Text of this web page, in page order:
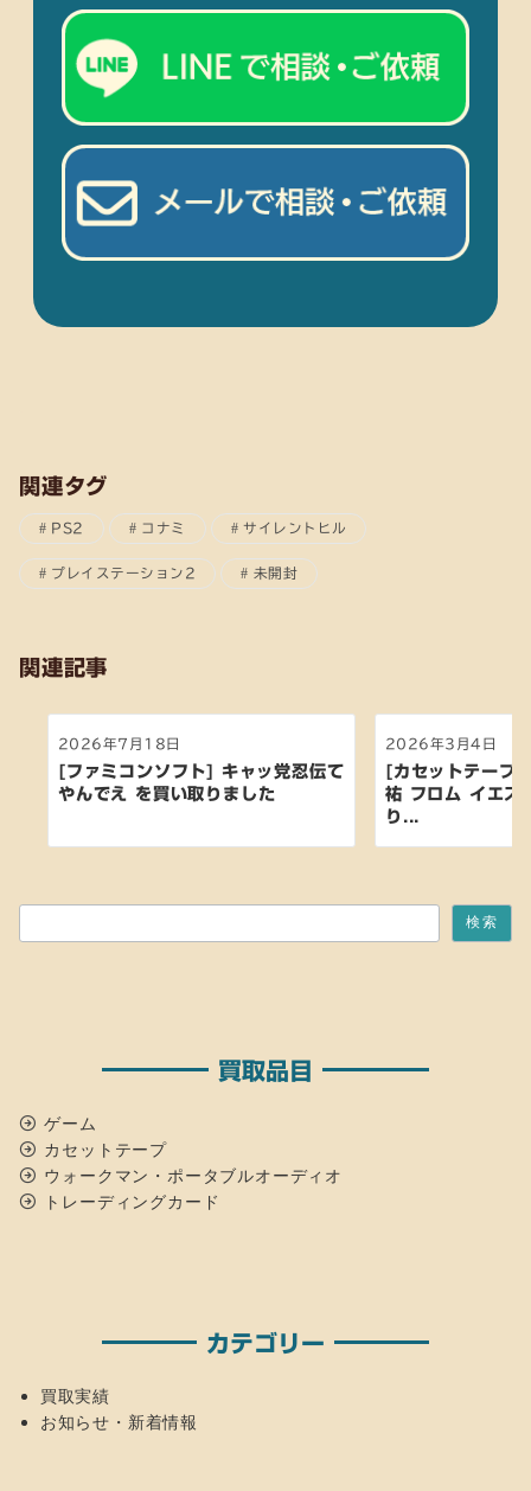
関連タグ
PS2 コナミ サイレントヒル
プレイステーション2 未開封
関連記事
2026年7月18日
[ファミコンソフト] キャッ党忍伝て
やんでえ を買い取りました
2026年3月4日
[カセットテープ:
祐 フロム イエス
り...
検索
買取品目
ゲーム
カセットテープ
ウォークマン・ポータブルオーディオ
トレーディングカード
カテゴリー
買取実績
お知らせ・新着情報